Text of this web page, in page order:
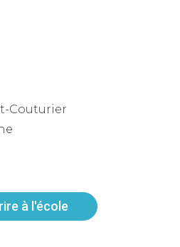
Couturier
à l'école